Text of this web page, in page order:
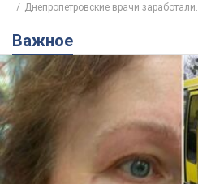
Днепропетровские врачи заработали...
Важное